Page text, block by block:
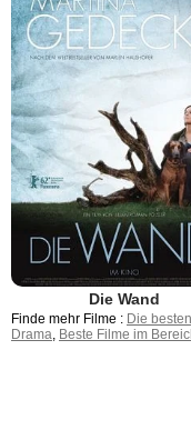
Die Wand
Finde mehr Filme : Die
Drama, Beste Filme im